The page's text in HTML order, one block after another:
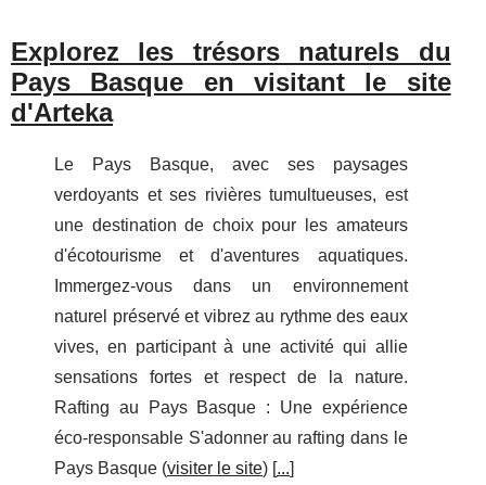
Explorez les trésors naturels du
Pays Basque en visitant le site
d'Arteka
Le Pays Basque, avec ses paysages
verdoyants et ses rivières tumultueuses, est
une destination de choix pour les amateurs
d'écotourisme et d'aventures aquatiques.
Immergez-vous dans un environnement
naturel préservé et vibrez au rythme des eaux
vives, en participant à une activité qui allie
sensations fortes et respect de la nature.
Rafting au Pays Basque : Une expérience
éco-responsable S'adonner au rafting dans le
Pays Basque (visiter le site) [...]